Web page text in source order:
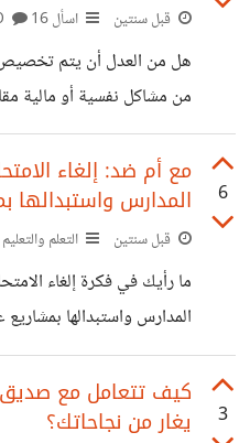
قبل سنتين اسأل I/O16 تعليق
هل من العدل أن يتم تخصيص
من مشاكل نفسية أو مالية
أوضاعهم مستقرة، خصوصاً
تجاوز أزماته وتأمين
6
مع أم ضد: إلغاء
المدارس واستبدالها
قبل سنتين التعلم والتعليم
ما رأيك في فكرة إلغاء
المدارس واستبدالها
الطلاب أكثر عبر مشاريع لها
هذه الفكرة أم ضدها؟ ولماذا؟
3
كيف تتعامل مع
يغار من نجاحاتك؟